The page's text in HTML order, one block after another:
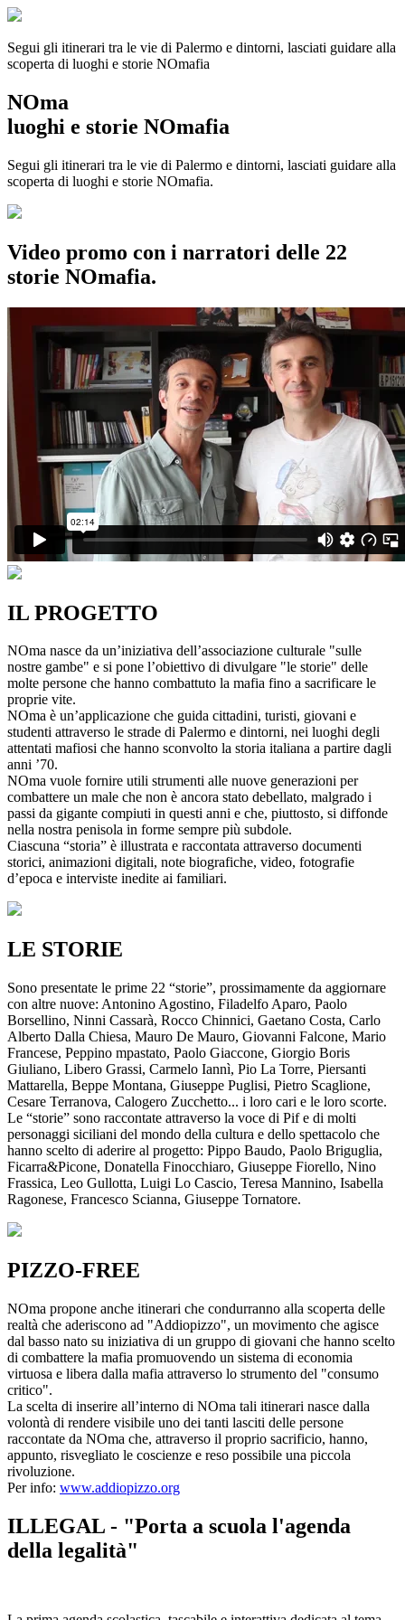
Segui gli itinerari tra le vie di Palermo e dintorni, lasciati guidare alla
scoperta di luoghi e storie NOmafia
NOma
luoghi e storie NOmafia
Segui gli itinerari tra le vie di Palermo e dintorni, lasciati guidare alla
scoperta di luoghi e storie NOmafia.
Video promo con i narratori delle 22
storie NOmafia.
IL PROGETTO
NOma nasce da un’iniziativa dell’associazione culturale "sulle
nostre gambe" e si pone l’obiettivo di divulgare "le storie" delle
molte persone che hanno combattuto la mafia fino a sacrificare le
proprie vite.
NOma è un’applicazione che guida cittadini, turisti, giovani e
studenti attraverso le strade di Palermo e dintorni, nei luoghi degli
attentati mafiosi che hanno sconvolto la storia italiana a partire dagli
anni ’70.
NOma vuole fornire utili strumenti alle nuove generazioni per
combattere un male che non è ancora stato debellato, malgrado i
passi da gigante compiuti in questi anni e che, piuttosto, si diffonde
nella nostra penisola in forme sempre più subdole.
Ciascuna “storia” è illustrata e raccontata attraverso documenti
storici, animazioni digitali, note biografiche, video, fotografie
d’epoca e interviste inedite ai familiari.
LE STORIE
Sono presentate le prime 22 “storie”, prossimamente da aggiornare
con altre nuove: Antonino Agostino, Filadelfo Aparo, Paolo
Borsellino, Ninni Cassarà, Rocco Chinnici, Gaetano Costa, Carlo
Alberto Dalla Chiesa, Mauro De Mauro, Giovanni Falcone, Mario
Francese, Peppino mpastato, Paolo Giaccone, Giorgio Boris
Giuliano, Libero Grassi, Carmelo Iannì, Pio La Torre, Piersanti
Mattarella, Beppe Montana, Giuseppe Puglisi, Pietro Scaglione,
Cesare Terranova, Calogero Zucchetto... i loro cari e le loro scorte.
Le “storie” sono raccontate attraverso la voce di Pif e di molti
personaggi siciliani del mondo della cultura e dello spettacolo che
hanno scelto di aderire al progetto: Pippo Baudo, Paolo Briguglia,
Ficarra&Picone, Donatella Finocchiaro, Giuseppe Fiorello, Nino
Frassica, Leo Gullotta, Luigi Lo Cascio, Teresa Mannino, Isabella
Ragonese, Francesco Scianna, Giuseppe Tornatore.
PIZZO-FREE
NOma propone anche itinerari che condurranno alla scoperta delle
realtà che aderiscono ad "Addiopizzo", un movimento che agisce
dal basso nato su iniziativa di un gruppo di giovani che hanno scelto
di combattere la mafia promuovendo un sistema di economia
virtuosa e libera dalla mafia attraverso lo strumento del "consumo
critico".
La scelta di inserire all’interno di NOma tali itinerari nasce dalla
volontà di rendere visibile uno dei tanti lasciti delle persone
raccontate da NOma che, attraverso il proprio sacrificio, hanno,
appunto, risvegliato le coscienze e reso possibile una piccola
rivoluzione.
Per info: www.addiopizzo.org
ILLEGAL - "Porta a scuola l'agenda
della legalità"